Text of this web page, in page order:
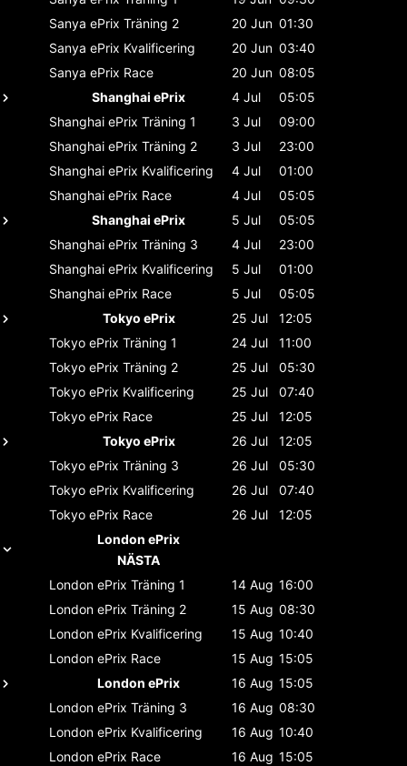
Sanya ePrix Träning 2 20 Jun 01:30
Sanya ePrix Kvalificering 20 Jun 03:40
Sanya ePrix Race 20 Jun 08:05
Shanghai ePrix
4 Jul
05:05
Shanghai ePrix Träning 1 3 Jul
09:00
Shanghai ePrix Träning 2 3 Jul
23:00
Shanghai ePrix Kvalificering 4 Jul
01:00
Shanghai ePrix Race 4 Jul
05:05
Shanghai ePrix
5 Jul
05:05
Shanghai ePrix Träning 3 4 Jul
23:00
Shanghai ePrix Kvalificering 5 Jul
01:00
Shanghai ePrix Race 5 Jul
05:05
Tokyo ePrix
25 Jul
12:05
Tokyo ePrix Träning 1 24 Jul
11:00
Tokyo ePrix Träning 2 25 Jul
05:30
Tokyo ePrix Kvalificering 25 Jul
07:40
Tokyo ePrix Race 25 Jul
12:05
Tokyo ePrix
26 Jul
12:05
Tokyo ePrix Träning 3 26 Jul
05:30
Tokyo ePrix Kvalificering 26 Jul
07:40
Tokyo ePrix Race 26 Jul
12:05
London ePrix
NÄSTA
London ePrix Träning 1 14 Aug 16:00
London ePrix Träning 2 15 Aug 08:30
London ePrix Kvalificering 15 Aug 10:40
London ePrix Race 15 Aug 15:05
London ePrix
16 Aug 15:05
London ePrix Träning 3 16 Aug 08:30
London ePrix Kvalificering 16 Aug 10:40
London ePrix Race 16 Aug 15:05